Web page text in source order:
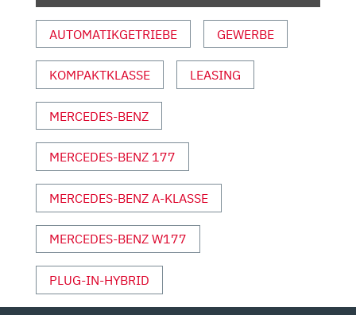
AUTOMATIKGETRIEBE GEWERBE
KOMPAKTKLASSE LEASING
MERCEDES-BENZ
MERCEDES-BENZ 177
MERCEDES-BENZ A-KLASSE
MERCEDES-BENZ W177
PLUG-IN-HYBRID